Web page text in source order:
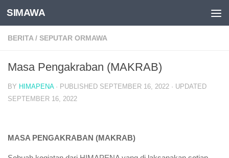
Skip to content
SIMAWA
BERITA / SEPUTAR ORMAWA
Masa Pengakraban (MAKRAB)
BY HIMAPENA · PUBLISHED SEPTEMBER 16, 2022 · UPDATED
SEPTEMBER 16, 2022
MASA PENGAKRABAN (MAKRAB)